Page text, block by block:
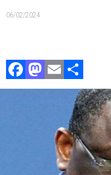
06/02/2024
Facebook
Mastodon
Email